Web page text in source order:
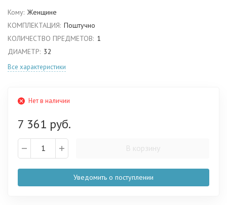
Кому: Женщине
КОМПЛЕКТАЦИЯ: Поштучно
КОЛИЧЕСТВО ПРЕДМЕТОВ: 1
ДИАМЕТР: 32
Все характеристики
Нет в наличии
7 361 руб.
В корзину
Уведомить о поступлении